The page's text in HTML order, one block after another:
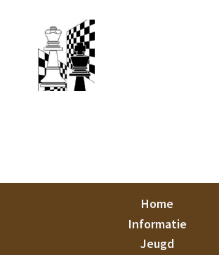
hoofdnavigatie
sidebar
voettekst
Home
Informatie
Jeugd